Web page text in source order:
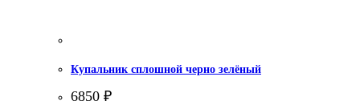
Купальник сплошной черно зелёный
6850 ₽